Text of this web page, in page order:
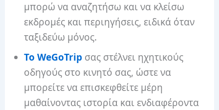
μπορώ να αναζητήσω και να κλείσω
εκδρομές και περιηγήσεις, ειδικά όταν
ταξιδεύω μόνος.
Το WeGoTrip σας στέλνει ηχητικούς
οδηγούς στο κινητό σας, ώστε να
μπορείτε να επισκεφθείτε μέρη
μαθαίνοντας ιστορία και ενδιαφέροντα